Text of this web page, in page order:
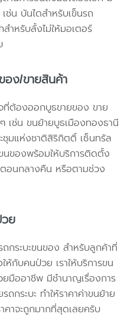
น บันไดสำหรับเข็นรถ
ำหรับลั้งไม่ให้มอเตอร์
อง/ขายสินค้า
ที่ต้องออกบูธขายของ ขาย
เช่น ขนย้ายบูธเมืองทองธานี
ชุมแห่งชาติสิริกิตติ์ เซ็นทรัล
นของพร้อมให้บริการติดตั้ง
อนกลางคืน หรือตามช่วง
ย
กระบะขนของ สำหรับลูกค้าที่
ห้กับคนป่วย เราให้บริการขน
มืออาชีพ มีชำนาญเรื่องการ
กระบะ ทำให้ราคาค่าขนย้าย
าจะถูกมากที่สุดเลยครับ